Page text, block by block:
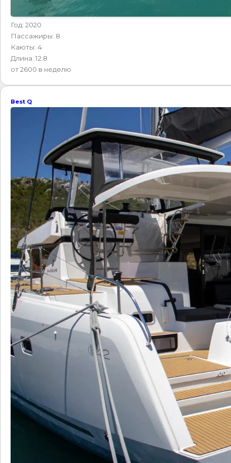
Год: 2020
Пассажиры: 8
Каюты: 4
Длина: 12.8
от 2600 в неделю
Best Q